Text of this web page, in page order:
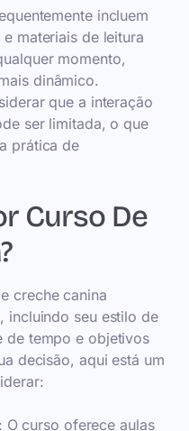
incluem
materiais de leitura
momento,
dinâmico.
que a interação
ser limitada, o que
prática de
Curso De
creche canina
incluindo seu estilo de
de tempo e objetivos
decisão, aqui está um
O curso oferece aulas